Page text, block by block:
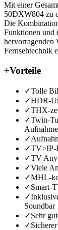
Mit einer
50DXW804 zu
Die
Funktionen und
hervorragenden
Fernsehtechnik
+Vorteile
✓Tolle
✓HDR-
✓THX-
✓Twin-
✓
✓TV>IP-
✓TV
✓Viele
✓MHL-
✓Smart-
✓
Soundbar
✓Sehr
✓